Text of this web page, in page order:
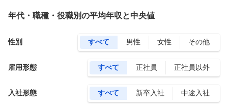
年代・職種・役職別の平均年収と中央値
性別 すべて 男性 女性 その他
雇用形態 すべて 正社員 正社員以外
入社形態 すべて 新卒入社 中途入社